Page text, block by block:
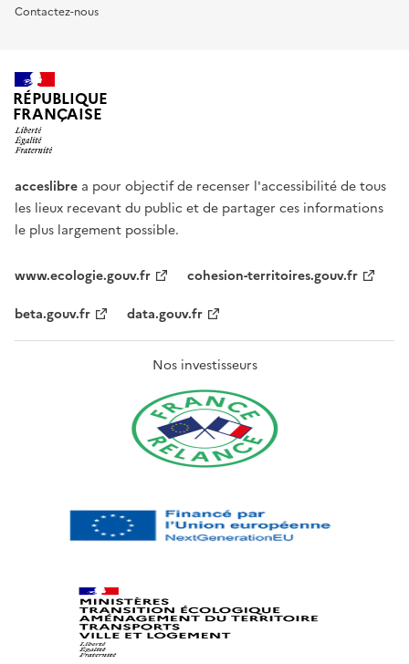
Contactez-nous
RÉPUBLIQUE
FRANÇAISE
acceslibre a pour objectif de recenser l'accessibilité de tous
les lieux recevant du public et de partager ces informations
le plus largement possible.
www.ecologie.gouv.fr
cohesion-territoires.gouv.fr
beta.gouv.fr
data.gouv.fr
Nos investisseurs